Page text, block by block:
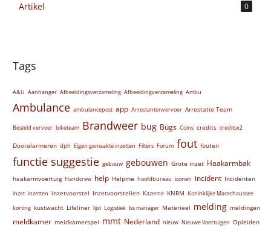
Artikel 0
Tags
A&U Aanhanger Afbeeldingsverzameling Afbeeldingverzameling Ambu
Ambulance ambulancepost app Arrestantenvervoer Arrestatie Team
Besteld vervoer biketeam Brandweer bug Bugs Coins credits creditsx2
Dooralarmeren dph Eigen gemaakte inzetten Filters Forum fout fouten
functie suggestie gebouw gebouwen Grote inzet Haakarmbak
haakarmvoertuig Handcrew help Helpme hoofdbureau iconen incident Incidenten
inzet inzetten inzetvoorstel Inzetvoorstellen Kazerne KNRM Koninklijke Marechaussee
korting kustwacht Lifeliner lijst Logistiek lss manager Materieel melding meldingen
meldkamer meldkamerspel mmt Nederland nieuw Nieuwe Voertuigen Opleiden